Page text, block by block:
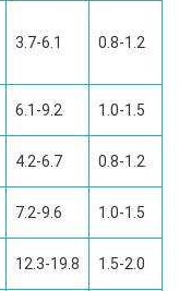
3.7-6.1 0.8-1.2
6.1-9.2 1.0-1.5
4.2-6.7 0.8-1.2
7.2-9.6 1.0-1.5
12.3-19.8 1.5-2.0